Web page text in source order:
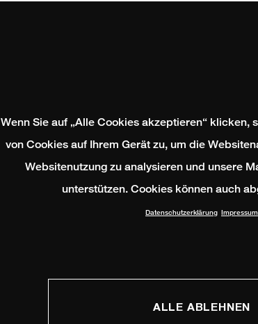
Wenn Sie auf „Alle Cookies akzeptieren“ klicken,
von Cookies auf Ihrem Gerät zu, um die
Websitenutzung zu analysieren und unsere
unterstützen. Cookies können auch
Datenschutzerklärung Impressum
ALLE ABLEHNEN